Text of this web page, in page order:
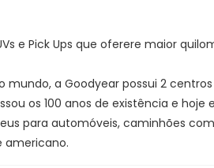
e Pick Ups que oferere maior
a Goodyear possui 2
os 100 anos de existência e
para automóveis, caminhões
americano.